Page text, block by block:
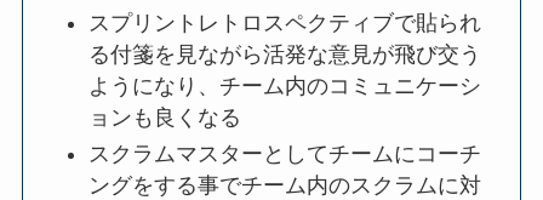
スプリントレトロスペクティブで貼られ
る付箋を見ながら活発な意見が飛び交う
ようになり、チーム内のコミュニケーシ
ョンも良くなる
スクラムマスターとしてチームにコーチ
ングをする事でチーム内のスクラムに対